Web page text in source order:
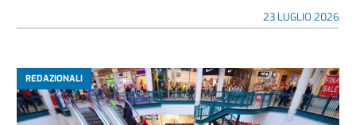
23 LUGLIO 2026
REDAZIONALI